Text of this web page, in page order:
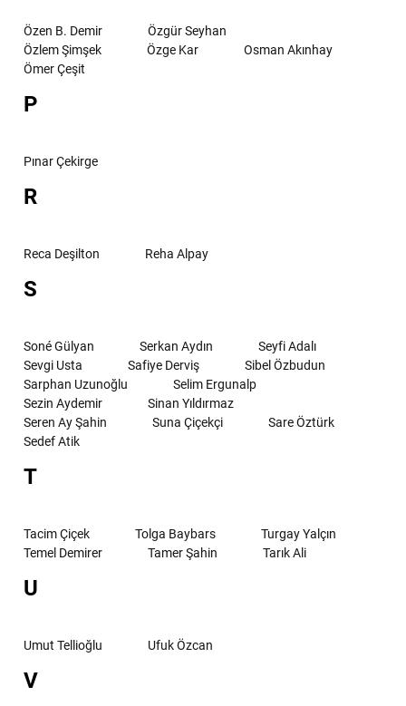
Özen B. Demir
Özgür Seyhan
Özlem Şimşek
Özge Kar
Osman Akınhay
Ömer Çeşit
P
Pınar Çekirge
R
Reca Deşilton Reha Alpay
S
Soné Gülyan Serkan Aydın
Seyfi Adalı
Sevgi Usta
Safiye Derviş
Sibel Özbudun
Sarphan Uzunoğlu
Selim Ergunalp
Sezin Aydemir
Sinan Yıldırmaz
Seren Ay Şahin
Suna Çiçekçi
Sare Öztürk
Sedef Atik
T
Tacim Çiçek Tolga Baybars
Turgay Yalçın
Temel Demirer
Tamer Şahin Tarık Ali
U
Umut Tellioğlu Ufuk Özcan
V